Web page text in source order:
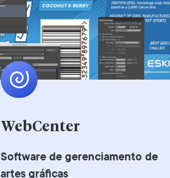
WebCenter
Software de gerenciamento de
artes gráficas